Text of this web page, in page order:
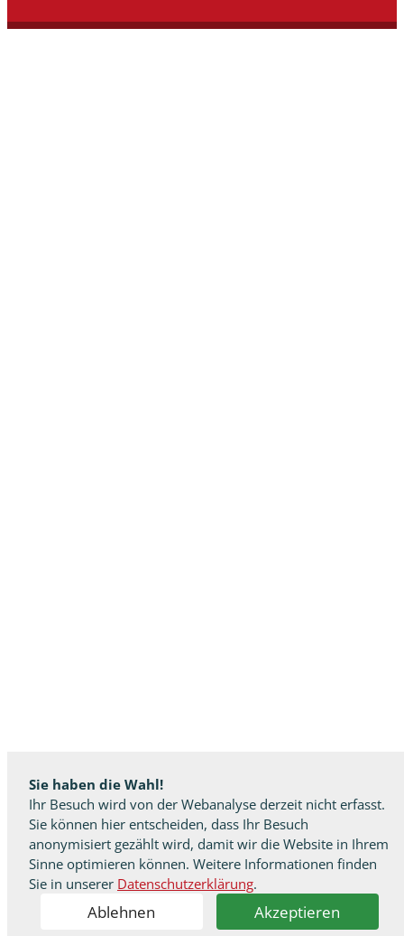
Sie haben die Wahl!
Ihr Besuch wird von der Webanalyse derzeit nicht erfasst.
Sie können hier entscheiden, dass Ihr Besuch
anonymisiert gezählt wird, damit wir die Website in Ihrem
Sinne optimieren können. Weitere Informationen finden
Sie in unserer Datenschutzerklärung.
Ablehnen Akzeptieren